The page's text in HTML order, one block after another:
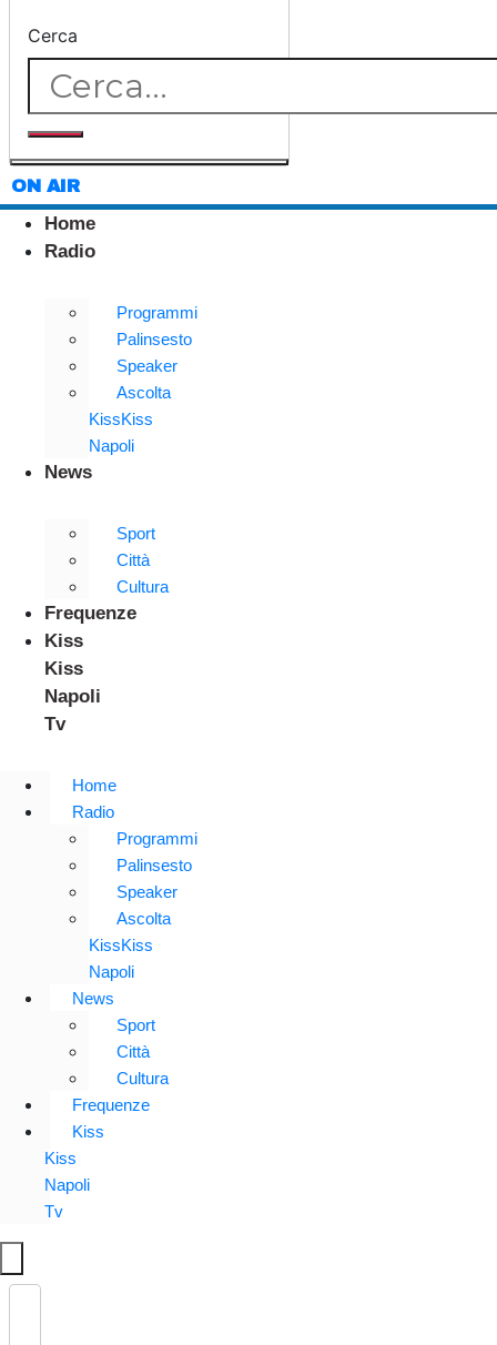
Cerca
ON AIR
Home
Radio
Programmi
Palinsesto
Speaker
Ascolta
KissKiss
Napoli
News
Sport
Città
Cultura
Frequenze
Kiss
Kiss
Napoli
Tv
Home
Radio
Programmi
Palinsesto
Speaker
Ascolta
KissKiss
Napoli
News
Sport
Città
Cultura
Frequenze
Kiss
Kiss
Napoli
Tv